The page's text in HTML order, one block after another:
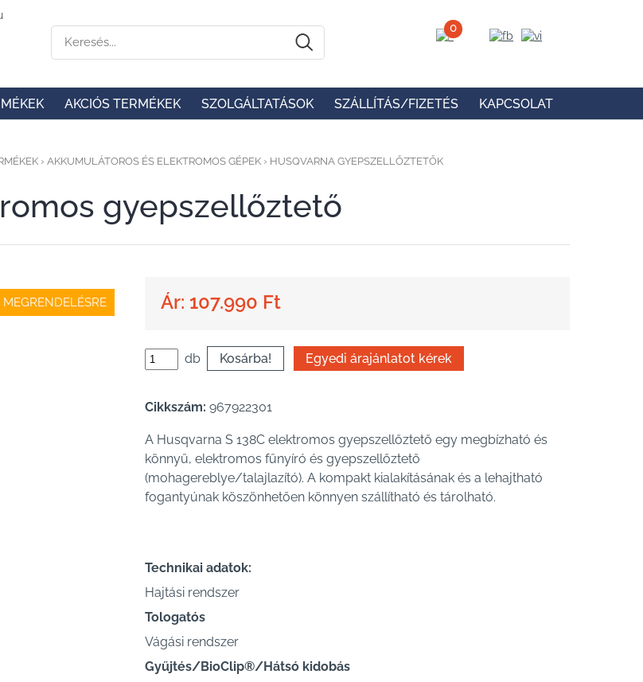
0
AKCIÓS TERMÉKEK SZOLGÁLTATÁSOK SZÁLLÍTÁS/FIZETÉS KAPCSOLAT
› AKKUMULÁTOROS ÉS ELEKTROMOS GÉPEK › HUSQVARNA GYEPSZELLŐZTETŐK
gyepszellőztető
MEGRENDELÉSRE Ár: 107.990 Ft
db
Cikkszám: 967922301
A Husqvarna S 138C elektromos gyepszellőztető egy megbízható és
könnyű, elektromos fűnyíró és gyepszellőztető
(mohagereblye/talajlazító). A kompakt kialakításának és a lehajtható
fogantyúnak köszönhetően könnyen szállítható és tárolható.
Technikai adatok:
Hajtási rendszer
Tologatós
Vágási rendszer
Gyűjtés/BioClip®/Hátsó kidobás